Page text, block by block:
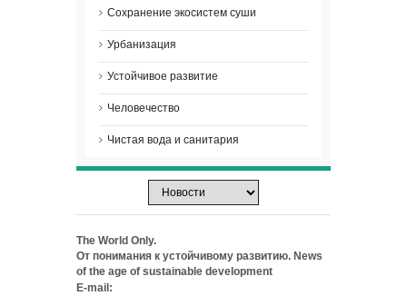
Сохранение экосистем суши
Урбанизация
Устойчивое развитие
Человечество
Чистая вода и санитария
The World Only.
От понимания к устойчивому развитию. News
of the age of sustainable development
E-mail: